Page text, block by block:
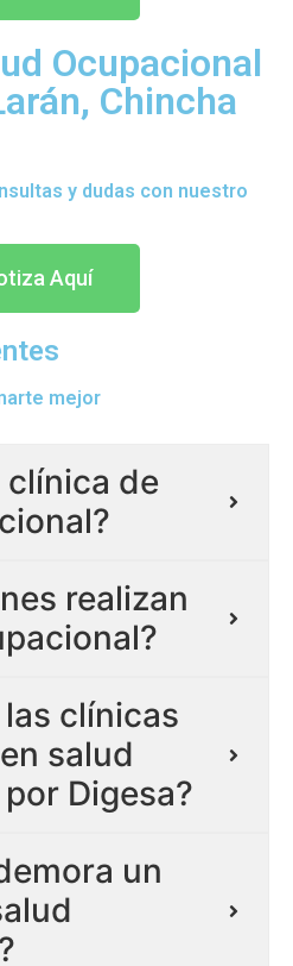
Ocupacional
Chincha
y dudas con nuestro
Aquí
mejor
clínica de
realizan
clínicas
salud
Digesa?
un